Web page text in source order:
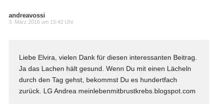
andreavossi
3. März 2016 um 15:42 Uhr
Liebe Elvira, vielen Dank für diesen interessanten Beitrag.
Ja das Lachen hält gesund. Wenn Du mit einen Lächeln
durch den Tag gehst, bekommst Du es hundertfach
zurück. LG Andrea meinlebenmitbrustkrebs.blogspot.com